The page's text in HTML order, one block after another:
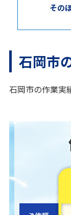
その
石岡市
石岡市の作業実